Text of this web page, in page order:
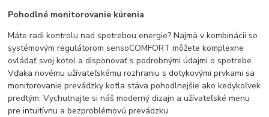
Pohodlné monitorovanie kúrenia
Máte radi kontrolu nad spotrebou energie? Najmä v kombinácii so
systémovým regulátorom sensoCOMFORT môžete komplexne
ovládať svoj kotol a disponovať s podrobnými údajmi o spotrebe.
Vďaka novému užívateľskému rozhraniu s dotykovými prvkami sa
monitorovanie prevádzky kotla stáva pohodlnejšie ako kedykoľvek
predtým. Vychutnajte si náš moderný dizajn a užívateľské menu
pre intuitívnu a bezproblémovú prevádzku